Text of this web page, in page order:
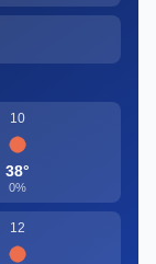
10
38°
0%
12